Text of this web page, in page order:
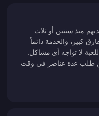
منذ سنتين أو ثلاث
كبير، والخدمة دائماً
لا تواجه أي مشاكل.
طلب عدة عناصر في وقت